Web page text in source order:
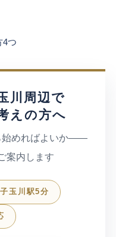
4つ
川周辺で
えの方へ
始めればよいか——
案内します
玉川駅5分